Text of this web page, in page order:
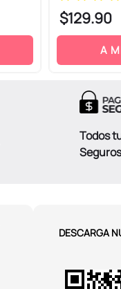
$129.90
A
Todos
DESCARGA